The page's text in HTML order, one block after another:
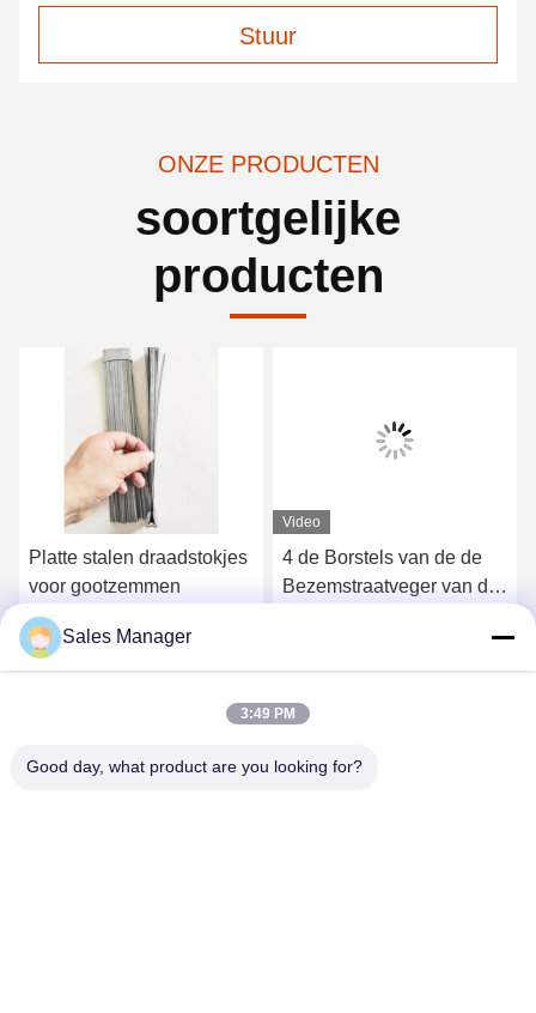
Stuur
ONZE PRODUCTEN
soortgelijke
producten
Platte stalen draadstokjes
voor gootzemmen
Krijg Beste Prijs
Video
4 de Borstels van de de
Bezemstraatveger van de
Sales Manager
3:49 PM
Good day, what product are you looking for?